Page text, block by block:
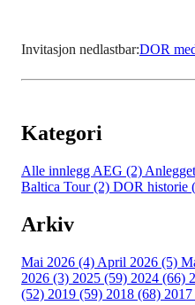
Invitasjon nedlastbar:DOR
Kategori
Alle innlegg AEG (2)
Baltica Tour (2) DOR historie
Arkiv
Mai 2026 (4) April 2026 (5)
2026 (3) 2025 (59) 2024 (66)
(52) 2019 (59) 2018 (68)